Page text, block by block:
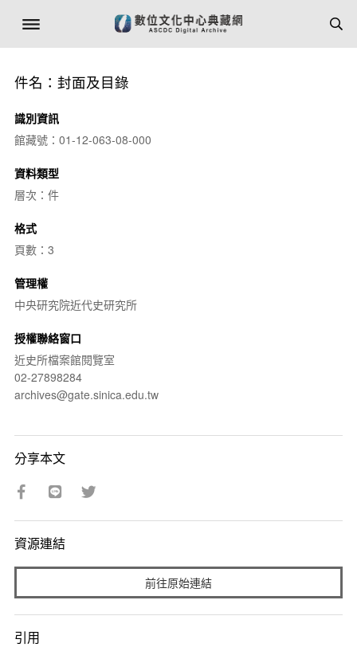
件名：封面及目錄
識別資訊
館藏號：01-12-063-08-000
資料類型
層次：件
格式
頁數：3
管理權
中央研究院近代史研究所
授權聯絡窗口
近史所檔案館閱覽室
02-27898284
archives@gate.sinica.edu.tw
分享本文
資源連結
前往原始連結
引用